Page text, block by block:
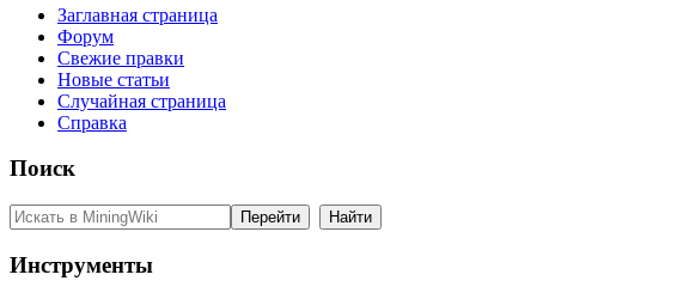
Заглавная страница
Форум
Свежие правки
Новые статьи
Случайная страница
Справка
Поиск
Инструменты